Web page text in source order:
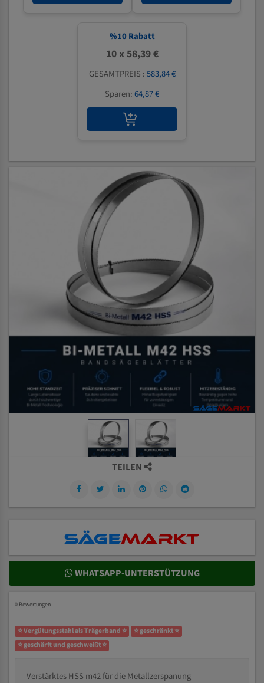
%10 Rabatt
10 x 58,39 €
GESAMTPREIS :583,84 €
Sparen:64,87 €
TEILEN
WHATSAPP-UNTERSTÜTZUNG
0 Bewertungen
⭐ Vergütungsstahl als Trägerband ⭐
⭐ geschränkt ⭐
⭐ geschärft und geschweißt ⭐
Verstärktes HSS m42 für die Metallzerspanung